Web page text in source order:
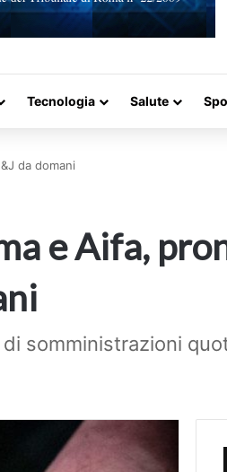
Tecnologia Salute
da domani
e Aifa,
somministrazioni